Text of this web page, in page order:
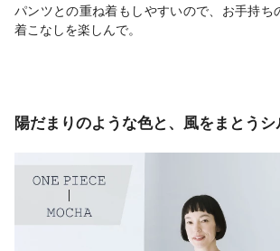
パンツとの重ね着もしやすいので、お手持ち
着こなしを楽しんで。
陽だまりのような色と、風をまとうシ